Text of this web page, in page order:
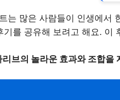
는 많은 사람들이 인생에서
기를 공유해 보려고 해요. 이
리브의 놀라운 효과와 조합을